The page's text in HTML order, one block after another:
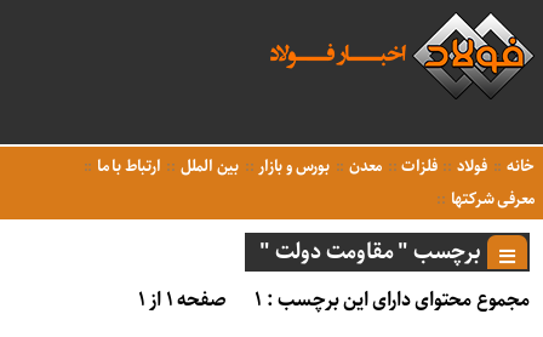
خانه فولاد فلزات معدن بورس و بازار بین الملل
ارتباط با ما
معرفی شرکتها
برچسب " مقاومت دولت "
مجموع محتوای دارای این برچسب : ۱ صفحه ۱ از ۱